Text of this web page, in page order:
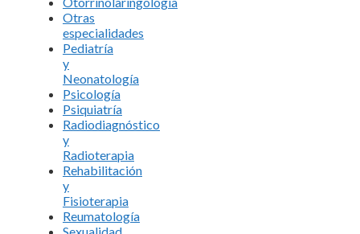
Otras
especialidades
Pediatría
y
Neonatología
Psicología
Psiquiatría
Radiodiagnóstico
y
Radioterapia
Rehabilitación
y
Fisioterapia
Reumatología
Sexualidad